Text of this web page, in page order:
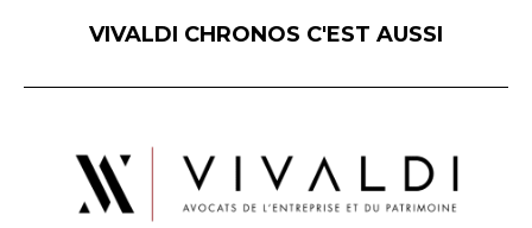
VIVALDI CHRONOS C'EST AUSSI